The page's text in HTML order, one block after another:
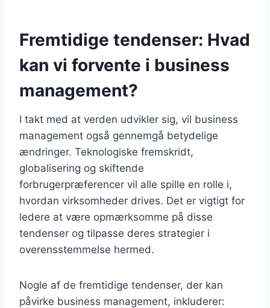
Fremtidige tendenser: Hvad
kan vi forvente i business
management?
I takt med at verden udvikler sig, vil business
management også gennemgå betydelige
ændringer. Teknologiske fremskridt,
globalisering og skiftende
forbrugerpræferencer vil alle spille en rolle i,
hvordan virksomheder drives. Det er vigtigt for
ledere at være opmærksomme på disse
tendenser og tilpasse deres strategier i
overensstemmelse hermed.
Nogle af de fremtidige tendenser, der kan
påvirke business management, inkluderer: